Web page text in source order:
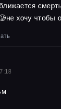
хочу чтобы